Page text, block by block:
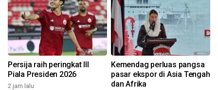
Persija raih peringkat III
Piala Presiden 2026
2 jam lalu
Kemendag perluas pangsa
pasar ekspor di Asia Tengah
dan Afrika